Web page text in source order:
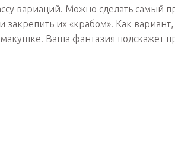
вариаций. Можно сделать самый
закрепить их «крабом». Как
макушке. Ваша фантазия подскажет